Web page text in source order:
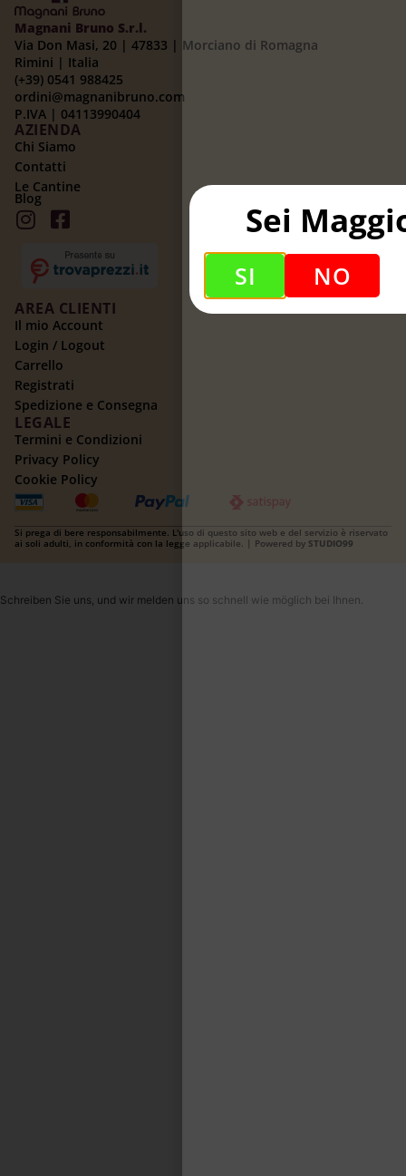
Magnani Bruno S.r.l.
Via Don Masi, 20 | 47833 | Morciano di Romagna
Rimini | Italia
(+39) 0541 988425
ordini@magnanibruno.com
P.IVA | 04113990404
AZIENDA
Chi Siamo
Contatti
Le Cantine
Blog
AREA CLIENTI
Il mio Account
Login / Logout
Carrello
Registrati
Spedizione e Consegna
LEGALE
Termini e Condizioni
Privacy Policy
Cookie Policy
Si prega di bere responsabilmente. L'uso di questo sito web e del servizio è riservato
ai soli adulti, in conformità con la legge applicabile. | Powered by STUDIO99
Schreiben Sie uns, und wir melden uns so schnell wie möglich bei Ihnen.
Sei
SI NO